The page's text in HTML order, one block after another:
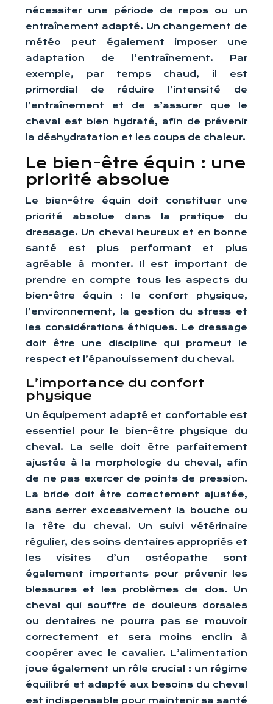
nécessiter une période de repos ou un
entraînement adapté. Un changement de
météo peut également imposer une
adaptation de l’entraînement. Par
exemple, par temps chaud, il est
primordial de réduire l’intensité de
l’entraînement et de s’assurer que le
cheval est bien hydraté, afin de prévenir
la déshydratation et les coups de chaleur.
Le bien-être équin : une
priorité absolue
Le bien-être équin doit constituer une
priorité absolue dans la pratique du
dressage. Un cheval heureux et en bonne
santé est plus performant et plus
agréable à monter. Il est important de
prendre en compte tous les aspects du
bien-être équin : le confort physique,
l’environnement, la gestion du stress et
les considérations éthiques. Le dressage
doit être une discipline qui promeut le
respect et l’épanouissement du cheval.
L’importance du confort
physique
Un équipement adapté et confortable est
essentiel pour le bien-être physique du
cheval. La selle doit être parfaitement
ajustée à la morphologie du cheval, afin
de ne pas exercer de points de pression.
La bride doit être correctement ajustée,
sans serrer excessivement la bouche ou
la tête du cheval. Un suivi vétérinaire
régulier, des soins dentaires appropriés et
les visites d’un ostéopathe sont
également importants pour prévenir les
blessures et les problèmes de dos. Un
cheval qui souffre de douleurs dorsales
ou dentaires ne pourra pas se mouvoir
correctement et sera moins enclin à
coopérer avec le cavalier. L’alimentation
joue également un rôle crucial : un régime
équilibré et adapté aux besoins du cheval
est indispensable pour maintenir sa santé